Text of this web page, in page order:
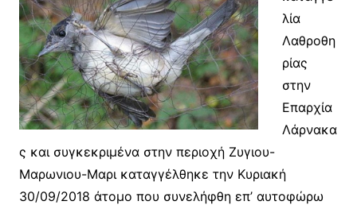
λία
Λαθροθη
ρίας
στην
Επαρχία
Λάρνακα
ς και συγκεκριμένα στην περιοχή Ζυγιου-
Μαρωνιου-Μαρι καταγγέλθηκε την Κυριακή
30/09/2018 άτομο που συνελήφθη επ’ αυτοφώρω